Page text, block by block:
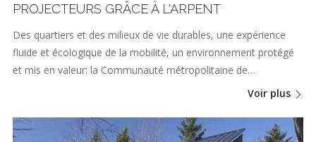
PROJECTEURS GRÂCE À L'ARPENT
Des quartiers et des milieux de vie durables, une expérience
fluide et écologique de la mobilité, un environnement protégé
et mis en valeur: la Communauté métropolitaine de…
Voir plus